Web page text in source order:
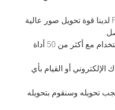
يقدم محول XV إلى FTS لدينا قوة تحويل صور عالية
هذا المحول مجاني للاستخدام مع أكثر من 50 أداة
أو القيام بأي
تحويله وسنقوم بتحويله